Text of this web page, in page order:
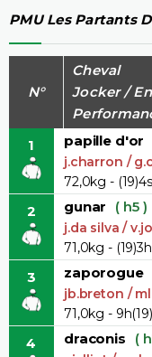
PMU Les Partants
N°
Cheval
Jocker /
1
papille d'or
j.charron /
72,0kg -
2 gunar ( h5 )
j.da silva /
71,0kg -
3 zaporogue
jb.breton /
71,0kg -
4 draconis (